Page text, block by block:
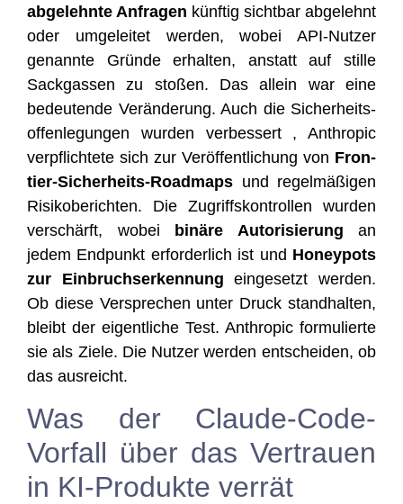
abge­lehn­te Anfra­gen künf­tig sicht­bar abge­lehnt
oder umge­lei­tet wer­den, wobei API-Nut­zer
genann­te Grün­de erhal­ten, anstatt auf stil­le
Sack­gas­sen zu sto­ßen. Das allein war eine
bedeu­ten­de Ver­än­de­rung. Auch die Sicher­heits­
of­fen­le­gun­gen wur­den ver­bes­sert , Anthro­pic
ver­pflich­te­te sich zur Ver­öf­fent­li­chung von Fron­
tier-Sicher­heits-Road­maps und regel­mä­ßi­gen
Risi­ko­be­rich­ten. Die Zugriffs­kon­trol­len wur­den
ver­schärft, wobei binä­re Auto­ri­sie­rung an
jedem End­punkt erfor­der­lich ist und Honey­po­ts
zur Ein­bruch­ser­ken­nung ein­ge­setzt wer­den.
Ob die­se Ver­spre­chen unter Druck stand­hal­ten,
bleibt der eigent­li­che Test. Anthro­pic for­mu­lier­te
sie als Zie­le. Die Nut­zer wer­den ent­schei­den, ob
das ausreicht.
Was der Claude-Code-
Vorfall über das Vertrauen
in KI-Produkte verrät